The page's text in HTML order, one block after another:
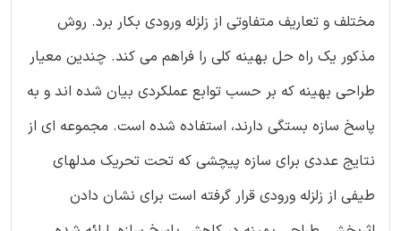
مختلف و تعاریف متفاوتی از زلزله ورودی بکار برد. روش
مذکور یک راه حل بهینه کلی را فراهم می کند. چندین معیار
طراحی بهینه که بر حسب توابع عملکردی بیان شده اند و به
پاسخ سازه بستگی دارند، استفاده شده است. مجموعه ای از
نتایج عددی برای سازه پیچشی که تحت تحریک مدلهای
طیفی از زلزله ورودی قرار گرفته است برای نشان دادن